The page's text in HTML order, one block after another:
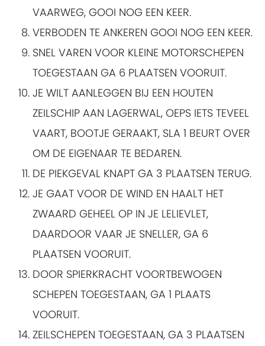
VAARWEG, GOOI NOG EEN KEER.
VERBODEN TE ANKEREN GOOI NOG EEN KEER.
SNEL VAREN VOOR KLEINE MOTORSCHEPEN
TOEGESTAAN GA 6 PLAATSEN VOORUIT.
JE WILT AANLEGGEN BIJ EEN HOUTEN
ZEILSCHIP AAN LAGERWAL, OEPS IETS TEVEEL
VAART, BOOTJE GERAAKT, SLA 1 BEURT OVER
OM DE EIGENAAR TE BEDAREN.
DE PIEKGEVAL KNAPT GA 3 PLAATSEN TERUG.
JE GAAT VOOR DE WIND EN HAALT HET
ZWAARD GEHEEL OP IN JE LELIEVLET,
DAARDOOR VAAR JE SNELLER, GA 6
PLAATSEN VOORUIT.
DOOR SPIERKRACHT VOORTBEWOGEN
SCHEPEN TOEGESTAAN, GA 1 PLAATS
VOORUIT.
ZEILSCHEPEN TOEGESTAAN, GA 3 PLAATSEN